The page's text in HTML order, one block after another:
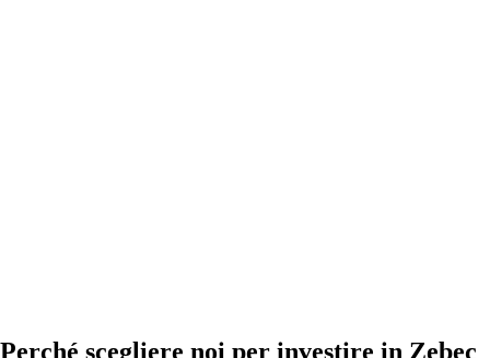
Perché scegliere noi per investire in Zebec